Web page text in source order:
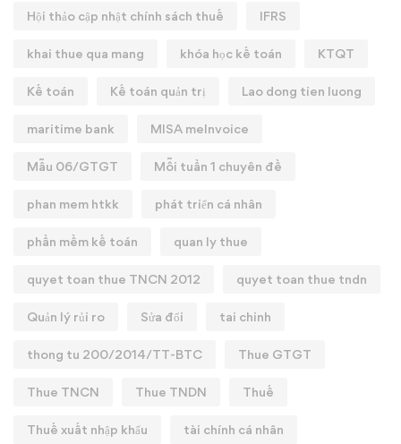
Hội thảo cập nhật chính sách thuế IFRS
khai thue qua mang khóa học kế toán KTQT
Kế toán Kế toán quản trị Lao dong tien luong
maritime bank MISA meInvoice
Mẫu 06/GTGT Mỗi tuần 1 chuyên đề
phan mem htkk phát triển cá nhân
phần mềm kế toán quan ly thue
quyet toan thue TNCN 2012 quyet toan thue tndn
Quản lý rủi ro Sửa đổi tai chinh
thong tu 200/2014/TT-BTC Thue GTGT
Thue TNCN Thue TNDN Thuế
Thuế xuất nhập khẩu tài chính cá nhân